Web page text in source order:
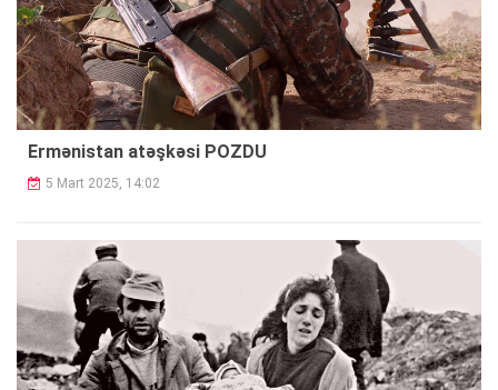
Ermənistan atəşkəsi POZDU
5 Mart 2025, 14:02